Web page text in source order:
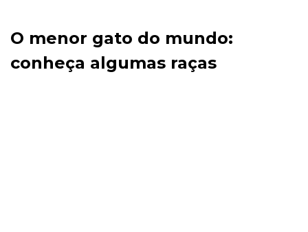
O menor gato do mundo:
conheça algumas raças